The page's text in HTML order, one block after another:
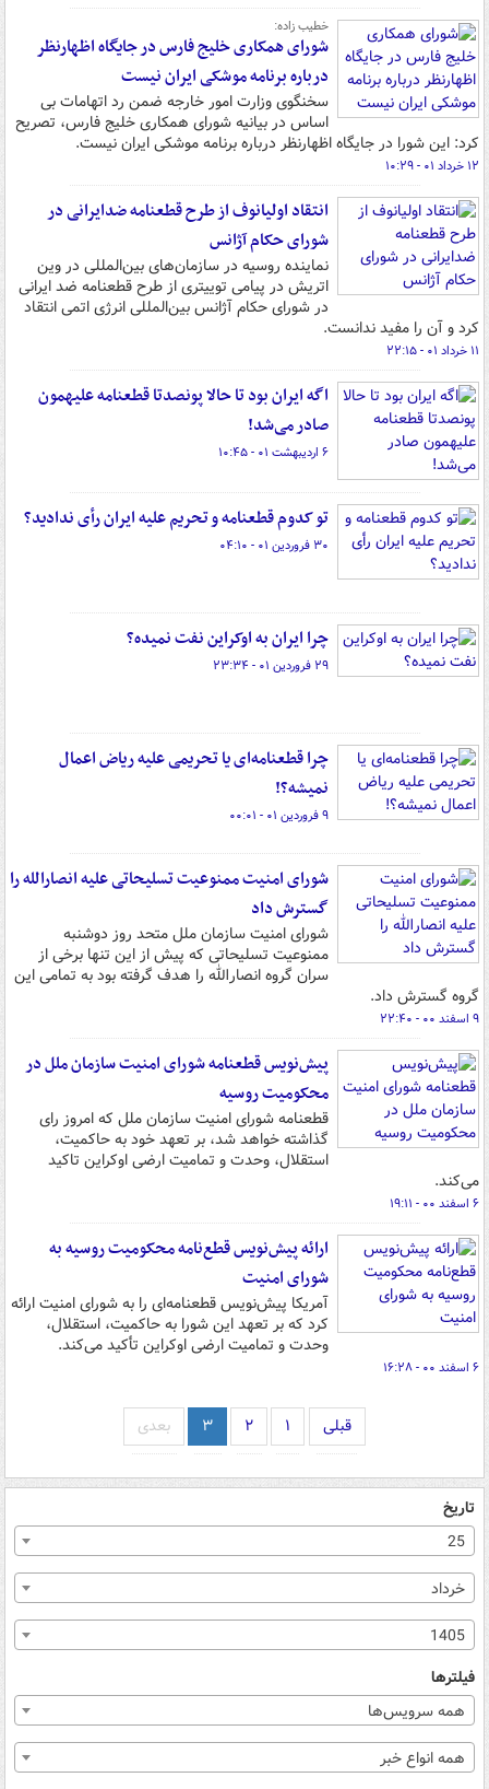
خطیب زاده:
شورای همکاری خلیج فارس در جایگاه اظهارنظر
درباره برنامه موشکی ایران نیست
سخنگوی وزارت امور خارجه ضمن رد اتهامات بی
اساس در بیانیه شورای همکاری خلیج فارس، تصریح
کرد: این شورا در جایگاه اظهارنظر درباره برنامه موشکی ایران نیست.
۱۲ خرداد ۰۱ - ۱۰:۲۹
انتقاد اولیانوف از طرح قطعنامه ضدایرانی در
شورای حکام آژانس
نماینده روسیه در سازمان‌های بین‌المللی در وین
اتریش در پیامی توییتری از طرح قطعنامه ضد ایرانی
در شورای حکام آژانس بین‌المللی انرژی اتمی انتقاد
کرد و آن را مفید ندانست.
۱۱ خرداد ۰۱ - ۲۲:۱۵
اگه ایران بود تا حالا پونصدتا قطعنامه علیهمون
صادر می‌شد!
۶ اردیبهشت ۰۱ - ۱۰:۴۵
تو کدوم قطعنامه و تحریم علیه ایران رأی ندادید؟
۳۰ فروردین ۰۱ - ۰۴:۱۰
چرا ایران به اوکراین نفت نمیده؟
۲۹ فروردین ۰۱ - ۲۳:۳۴
چرا قطعنامه‌ای یا تحریمی علیه ریاض اعمال
نمیشه؟!
۹ فروردین ۰۱ - ۰۰:۰۱
شورای امنیت ممنوعیت تسلیحاتی علیه انصارالله را
گسترش داد
شورای امنیت سازمان ملل متحد روز دوشنبه
ممنوعیت تسلیحاتی که پیش از این تنها برخی از
سران گروه انصارالله را هدف گرفته بود به تمامی این
گروه گسترش داد.
۹ اسفند ۰۰ - ۲۲:۴۰
پیش‌نویس قطعنامه شورای امنیت سازمان ملل در
محکومیت روسیه
قطعنامه شورای امنیت سازمان ملل که امروز رای
گذاشته خواهد شد، بر تعهد خود به حاکمیت،
استقلال، وحدت و تمامیت ارضی اوکراین تاکید
می‌کند.
۶ اسفند ۰۰ - ۱۹:۱۱
ارائه پیش‌نویس قطع‌نامه محکومیت روسیه به
شورای امنیت
آمریکا پیش‌نویس قطعنامه‌ای را به شورای امنیت ارائه
کرد که بر تعهد این شورا به حاکمیت، استقلال،
وحدت و تمامیت ارضی اوکراین تأکید می‌کند.
۶ اسفند ۰۰ - ۱۶:۲۸
قبلی ۱ ۲ ۳ بعدی
تاریخ
25
خرداد
1405
فیلترها
همه سرویس‌ها
همه انواع خبر